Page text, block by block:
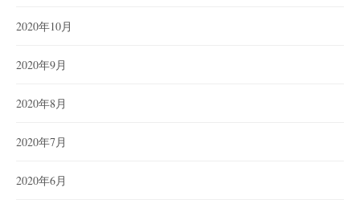
2020年10月
2020年9月
2020年8月
2020年7月
2020年6月